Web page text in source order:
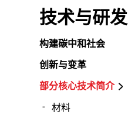
技术与研发
构建碳中和社会
创新与变革
部分核心技术简介
材料